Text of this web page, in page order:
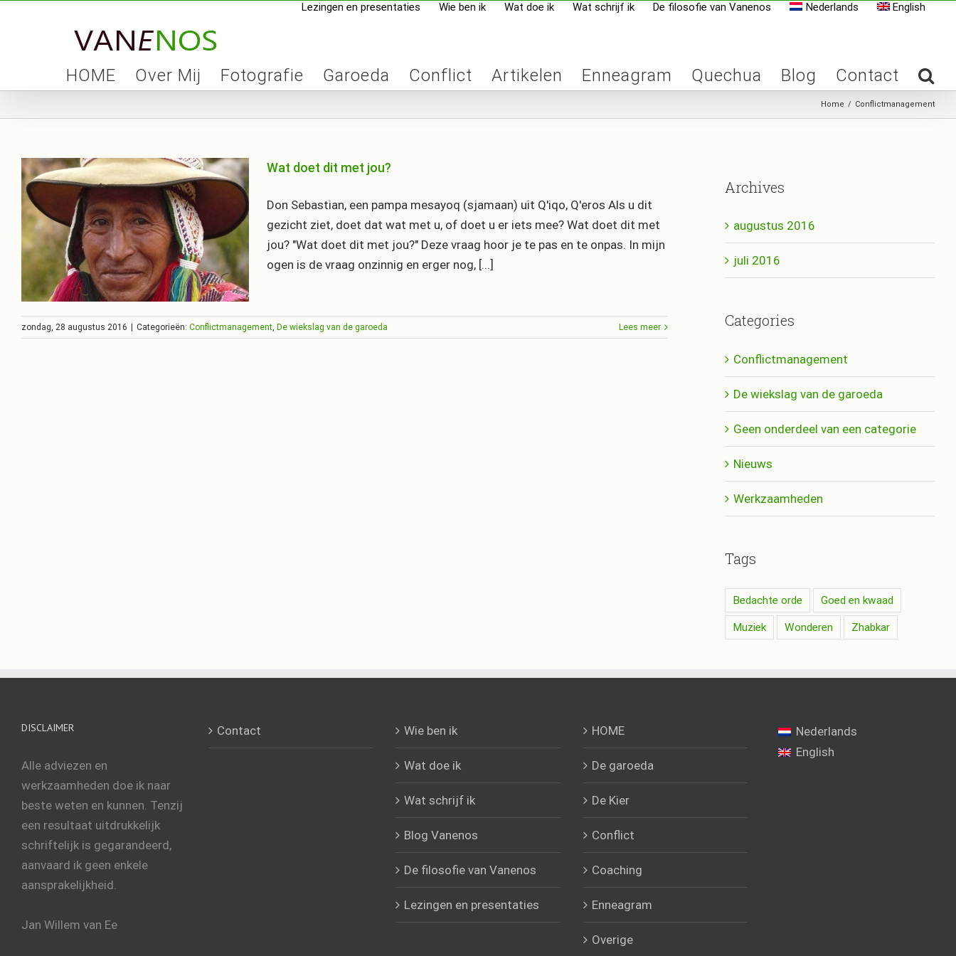
Lezingen en presentaties Wie ben ik Wat doe ik Wat schrijf ik De filosofie van Vanenos Nederlands English
HOME Over Mij Fotografie Garoeda Conflict Artikelen Enneagram Quechua Blog Contact
Home / Conflictmanagement
Wat doet dit met jou?
Don Sebastian, een pampa mesayoq (sjamaan) uit Q'iqo, Q'eros Als u dit
gezicht ziet, doet dat wat met u, of doet u er iets mee? Wat doet dit met
jou? "Wat doet dit met jou?" Deze vraag hoor je te pas en te onpas. In mijn
ogen is de vraag onzinnig en erger nog, [...]
zondag, 28 augustus 2016 Categorieën: Conflictmanagement, De wiekslag van de garoeda Lees meer
Archives
augustus 2016
juli 2016
Categories
Conflictmanagement
De wiekslag van de garoeda
Geen onderdeel van een categorie
Nieuws
Werkzaamheden
Tags
Bedachte orde Goed en kwaad
Muziek Wonderen Zhabkar
DISCLAIMER
Alle adviezen en
werkzaamheden doe ik naar
beste weten en kunnen. Tenzij
een resultaat uitdrukkelijk
schriftelijk is gegarandeerd,
aanvaard ik geen enkele
aansprakelijkheid.
Jan Willem van Ee
Contact Wie ben ik
Wat doe ik
Wat schrijf ik
Blog Vanenos
De filosofie van Vanenos
Lezingen en presentaties
HOME
De garoeda
De Kier
Conflict
Coaching
Enneagram
Overige
Nederlands
English